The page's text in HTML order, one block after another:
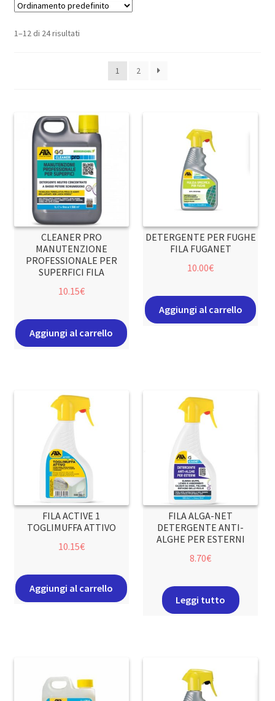
1–12 di 24 risultati
1 2
CLEANER PRO
MANUTENZIONE
PROFESSIONALE PER
SUPERFICI FILA
10.15€
Aggiungi al carrello
DETERGENTE PER FUGHE
FILA FUGANET
10.00€
Aggiungi al carrello
FILA ACTIVE 1
TOGLIMUFFA ATTIVO
10.15€
Aggiungi al carrello
FILA ALGA-NET
DETERGENTE ANTI-
ALGHE PER ESTERNI
8.70€
Leggi tutto